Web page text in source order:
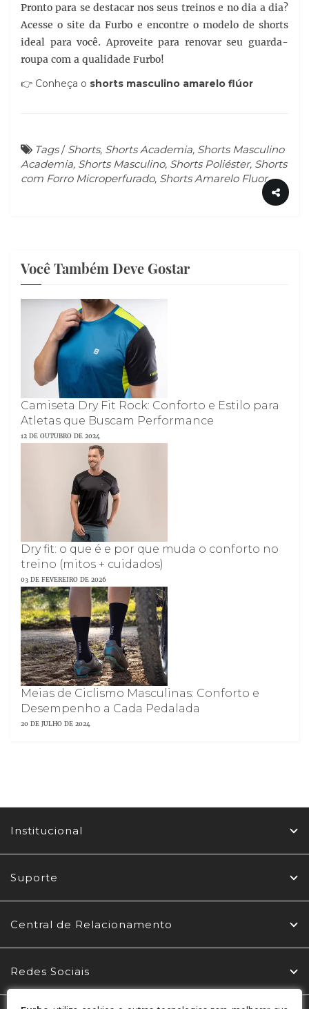
Pronto para se destacar nos seus treinos e no dia a dia?
Acesse o site da Furbo e encontre o modelo de shorts
ideal para você. Aproveite para renovar seu guarda-
roupa com a qualidade Furbo!
👉 Conheça o shorts masculino amarelo flúor
Tags/ Shorts, Shorts Academia, Shorts Masculino
Academia, Shorts Masculino, Shorts Poliéster, Shorts
com Forro Microperfurado, Shorts Amarelo Fluor
Você Também Deve Gostar
Camiseta Dry Fit Rock: Conforto e Estilo para
Atletas que Buscam Performance
12 DE OUTUBRO DE 2024
Dry fit: o que é e por que muda o conforto no
treino (mitos + cuidados)
03 DE FEVEREIRO DE 2026
Meias de Ciclismo Masculinas: Conforto e
Desempenho a Cada Pedalada
20 DE JULHO DE 2024
Institucional
Suporte
Central de Relacionamento
Redes Sociais